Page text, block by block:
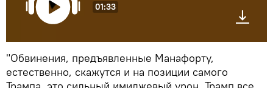
01:33
"Обвинения, предъявленные Манафорту,
естественно, скажутся и на позиции самого